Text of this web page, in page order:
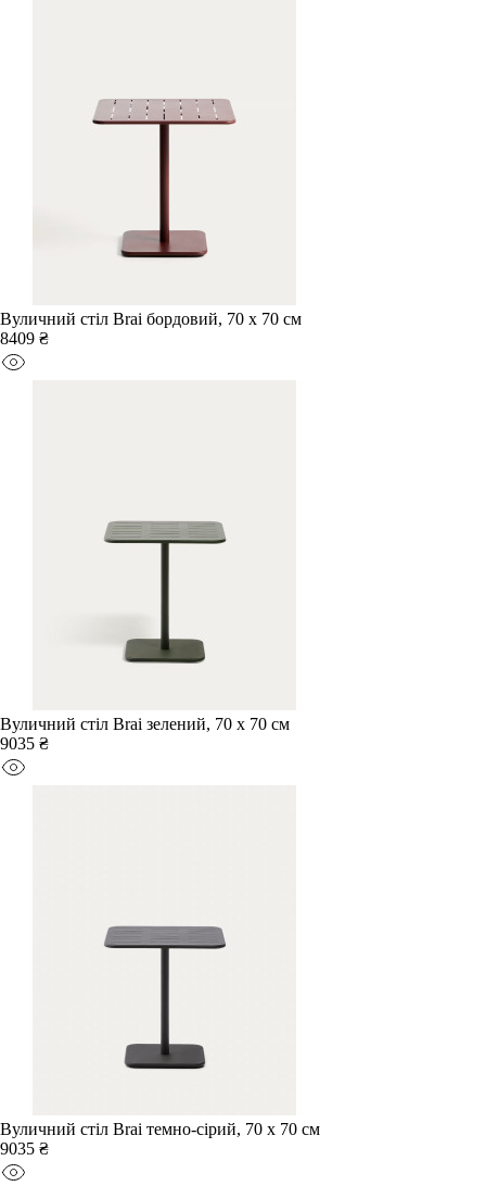
Вуличний стіл Brai бордовий, 70 x 70 см
8409 ₴
Вуличний стіл Brai зелений, 70 x 70 см
9035 ₴
Вуличний стіл Brai темно-сірий, 70 x 70 см
9035 ₴